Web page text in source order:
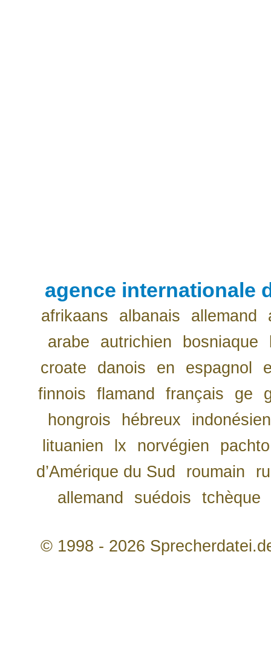
agence internationale
afrikaans albanais allemand
arabe
autrichien bosniaque
croate
danois en espagnol
finnois
flamand français ge
hongrois
hébreux
indonésien
lituanien
lx norvégien
pachto
d’Amérique du Sud
roumain
allemand
suédois tchèque
© 1998 - 2026